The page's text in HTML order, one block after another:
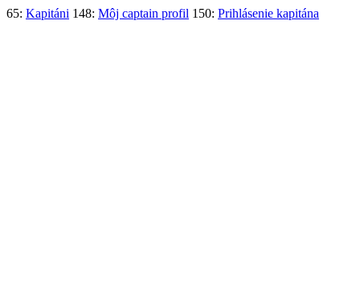
65: Kapitáni 148: Môj captain profil 150: Prihlásenie kapitána